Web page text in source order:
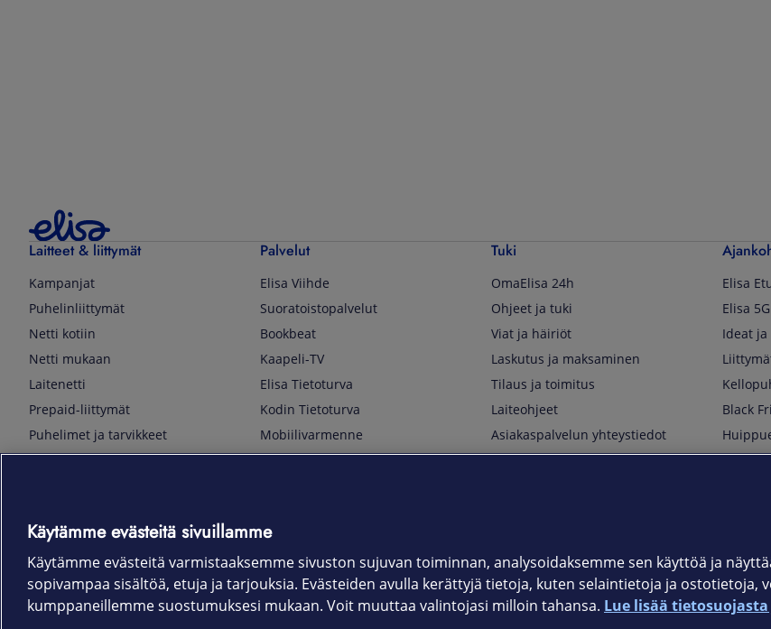
Laitteet & liittymät
Kampanjat
Puhelinliittymät
Netti kotiin
Netti mukaan
Laitenetti
Prepaid-liittymät
Puhelimet ja tarvikkeet
Tietotekniikka
Kodinkoneet
Kamerat ja dronet
Kellot ja rannekkeet
Älykoti
Palvelut
Elisa Viihde
Suoratoistopalvelut
Bookbeat
Kaapeli-TV
Elisa Tietoturva
Kodin Tietoturva
Mobiilivarmenne
Kuka soittaa
Elisa Pilvilinna
Elisa Laiteturva
Elisa Rinnakkaisliittymät
Elisa Kotiturva -hälytysjärjestelmä
Tuki
OmaElisa 24h
Ohjeet ja tuki
Viat ja häiriöt
Laskutus ja maksaminen
Tilaus ja toimitus
Laiteohjeet
Asiakaspalvelun yhteystiedot
Soita Omagurulle
Asiakastiedotteet
OmaElisa-sovellus
Kirjaudu sähköpostiin
Elisa
Elisa 5G
Ideat
Black
Käytämme evästeitä sivuillamme
Käytämme evästeitä varmistaaksemme sivuston sujuvan toiminnan, analysoidaksemme sen käyttöä ja
sopivampaa sisältöä, etuja ja tarjouksia. Evästeiden avulla kerättyjä tietoja, kuten selaintietoja ja ostotietoja,
kumppaneillemme suostumuksesi mukaan. Voit muuttaa valintojasi milloin tahansa. Lue lisää